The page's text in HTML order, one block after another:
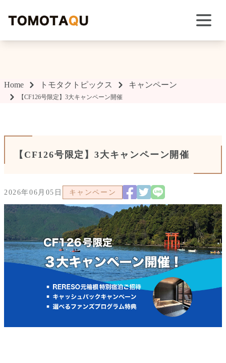
Home トモタクトピックス キャンペーン
【CF126号限定】3大キャンペーン開催
【CF126号限定】3大キャンペーン開催
2026年06月05日 キャンペーン